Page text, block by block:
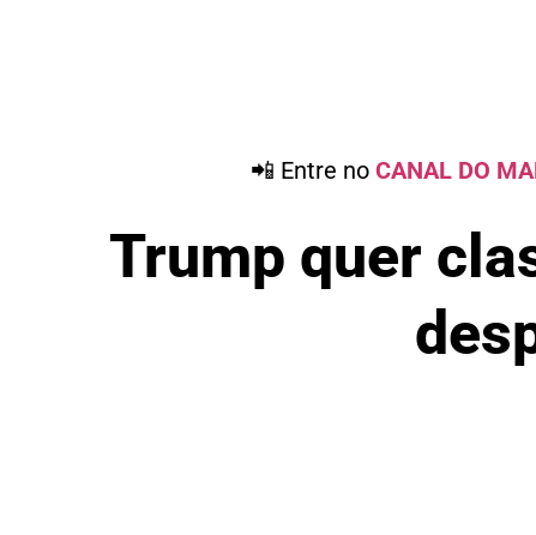
📲 Entre no CANAL DO
Trump quer